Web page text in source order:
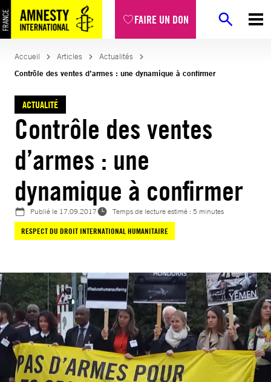
FAIRE UN DON
Aller
au
contenu
Accueil Articles
Actualités
Contrôle des ventes d’armes : une dynamique à confirmer
ACTUALITÉ
Contrôle des ventes
d’armes : une
dynamique à confirmer
Publié le 17.09.2017
Temps de lecture estimé : 5 minutes
RESPECT DU DROIT INTERNATIONAL HUMANITAIRE